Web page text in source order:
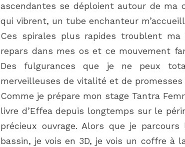
ascendantes se déploient autour de ma
qui vibrent, un tube enchanteur
Ces spirales plus rapides troublent
repars dans mes os et ce mouvement
Des fulgurances que je ne peux
merveilleuses de vitalité et de promesses
Comme je prépare mon stage Tantra
livre d’Effea depuis longtemps sur le
précieux ouvrage. Alors que je
bassin, je vois en 3D, je vois un coffre à